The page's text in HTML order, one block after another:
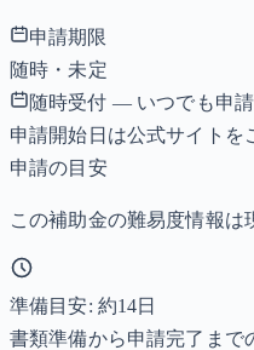
申請期限
随時・未定
随時受付 — いつでも申
申請開始日は公式サイトを
申請の目安
この補助金の難易度情報は
準備目安: 約14日
書類準備から申請完了まで